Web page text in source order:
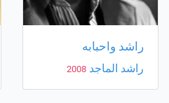
راشد واحبابه
راشد الماجد 2008